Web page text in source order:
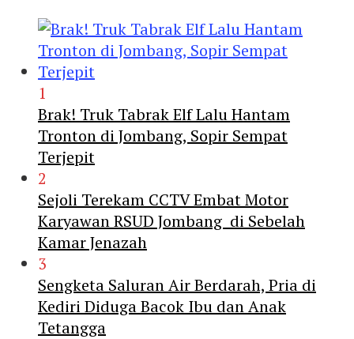
1
Brak! Truk Tabrak Elf Lalu Hantam
Tronton di Jombang, Sopir Sempat
Terjepit
2
Sejoli Terekam CCTV Embat Motor
Karyawan RSUD Jombang di Sebelah
Kamar Jenazah
3
Sengketa Saluran Air Berdarah, Pria di
Kediri Diduga Bacok Ibu dan Anak
Tetangga